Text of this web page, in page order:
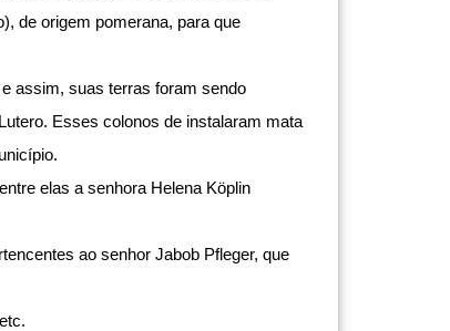
de origem pomerana, para que
assim, suas terras foram sendo
Esses colonos de instalaram mata
elas a senhora Helena Köplin
ao senhor Jabob Pfleger, que